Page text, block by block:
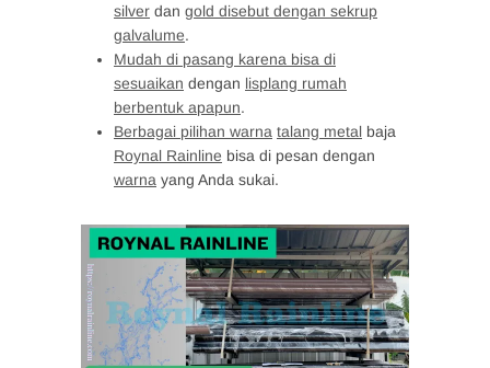
silver dan gold disebut dengan sekrup
galvalume.
Mudah di pasang karena bisa di
sesuaikan dengan lisplang rumah
berbentuk apapun.
Berbagai pilihan warna talang metal baja
Roynal Rainline bisa di pesan dengan
warna yang Anda sukai.